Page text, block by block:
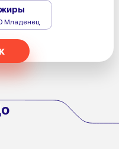
Младенец